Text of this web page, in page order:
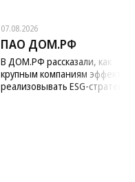
07.08.2026
ПАО ДОМ.РФ
В ДОМ.РФ рассказали, как
крупным компаниям
реализовывать ESG-стратегию